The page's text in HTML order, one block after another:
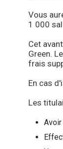
Vous
1 000
Cet
Green.
frais
En cas
Les